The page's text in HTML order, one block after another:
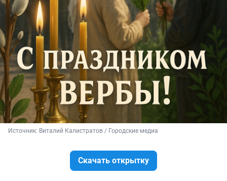
Источник: Виталий Калистратов / Городские медиа
Скачать открытку